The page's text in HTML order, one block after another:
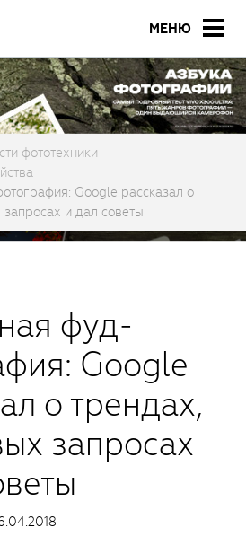
МЕНЮ
фототехники
Google рассказал о
и дал советы
фуд-
Google
о трендах,
запросах